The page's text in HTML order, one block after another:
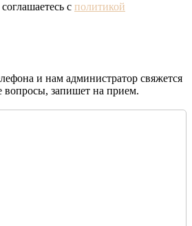
с политикой
и нам администратор свяжется
вопросы, запишет на прием.